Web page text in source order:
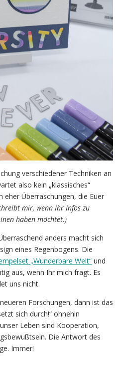
verschiedener Techniken an
also kein „klassisches“
eher Überraschungen, die Euer
mir, wenn Ihr Infos zu
haben möchtet.)
anders macht sich
eines Regenbogens. Die
„Wunderbare Welt“ und
aus, wenn Ihr mich fragt. Es
uns nicht.
Forschungen, dann ist das
sich durch!“ ohnehin
Leben sind Kooperation,
Die Antwort des
Immer!